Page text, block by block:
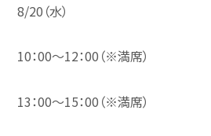
8/20（水）
10：00～12：00（※満席）
13：00～15：00（※満席）